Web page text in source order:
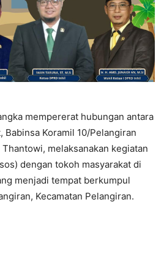
mempererat hubungan antara
Babinsa Koramil 10/Pelangiran
melaksanakan kegiatan
dengan tokoh masyarakat di
menjadi tempat berkumpul
Kecamatan Pelangiran.